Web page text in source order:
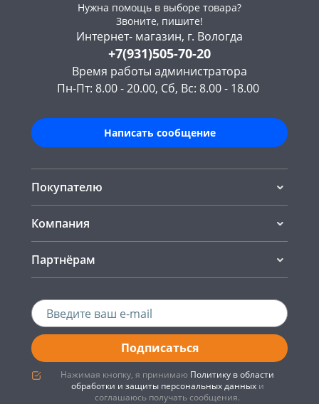
Нужна помощь в выборе товара?
Звоните, пишите!
Интернет- магазин, г. Вологда
+7(931)505-70-20
Время работы администратора
Пн-Пт: 8.00 - 20.00, Сб, Вс: 8.00 - 18.00
Написать сообщение
Покупателю
Компания
Партнёрам
Подписаться
Нажимая кнопку, я принимаю Политику в области
обработки и защиты персональных данныхи
соглашаюсь получать сообщения.